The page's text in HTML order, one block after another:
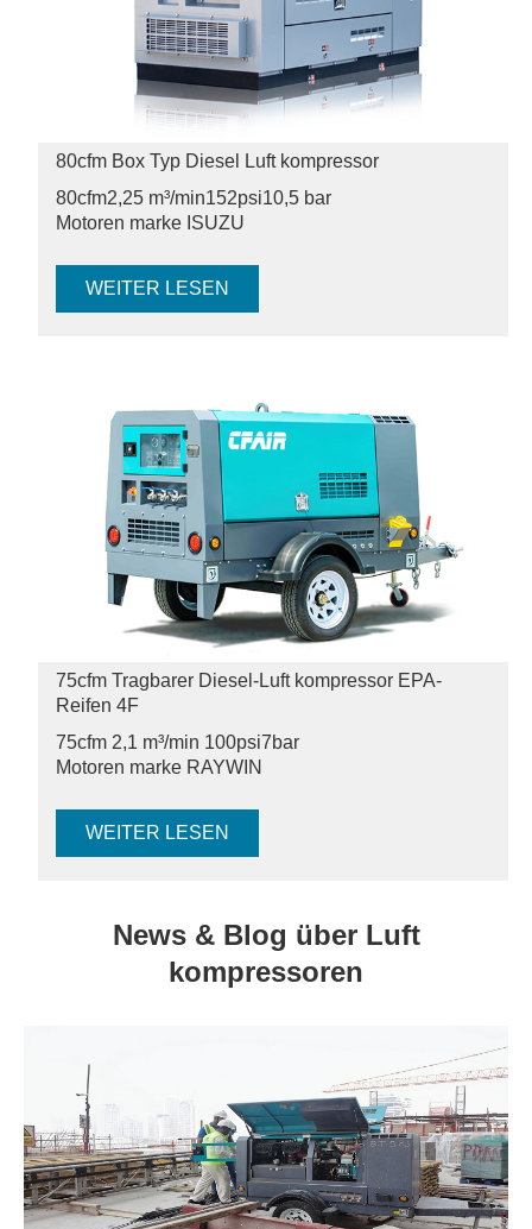
80cfm Box Typ Diesel Luft kompressor
80cfm2,25 m³/min152psi10,5 bar
Motoren marke ISUZU
WEITER LESEN
75cfm Tragbarer Diesel-Luft kompressor EPA-
Reifen 4F
75cfm 2,1 m³/min 100psi7bar
Motoren marke RAYWIN
WEITER LESEN
News & Blog über Luft
kompressoren